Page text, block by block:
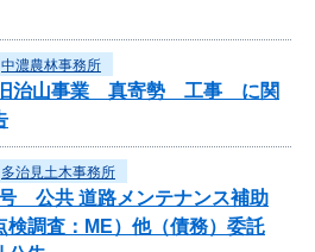
中濃農林事務所
旧治山事業 真寄勢 工事 に関
多治見土木事務所
公共 道路メンテナンス補助
検調査：ME）他（債務）委託